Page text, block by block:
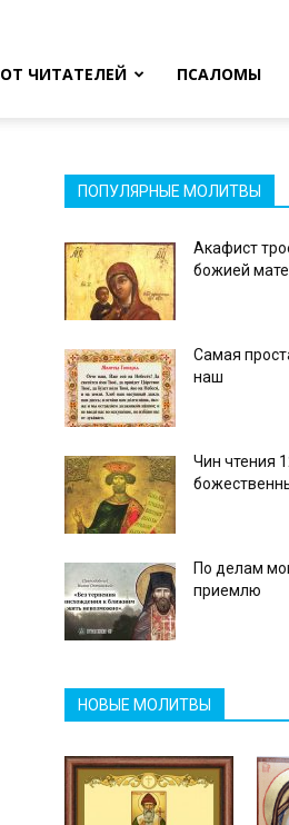
ОТ ЧИТАТЕЛЕЙ ПСАЛОМЫ
ПОПУЛЯРНЫЕ МОЛИТВЫ
Акафист
божией
Самая
наш
Чин чтения
По делам
приемлю
НОВЫЕ МОЛИТВЫ